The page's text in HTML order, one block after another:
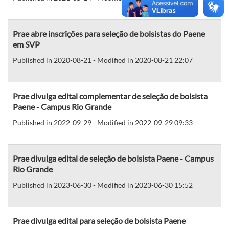
Prae abre inscrições para seleção de bolsistas do Paene
em SVP
Published in 2020-08-21 - Modified in 2020-08-21 22:07
Prae divulga edital complementar de seleção de bolsista
Paene - Campus Rio Grande
Published in 2022-09-29 - Modified in 2022-09-29 09:33
Prae divulga edital de seleção de bolsista Paene - Campus
Rio Grande
Published in 2023-06-30 - Modified in 2023-06-30 15:52
Prae divulga edital para seleção de bolsista Paene